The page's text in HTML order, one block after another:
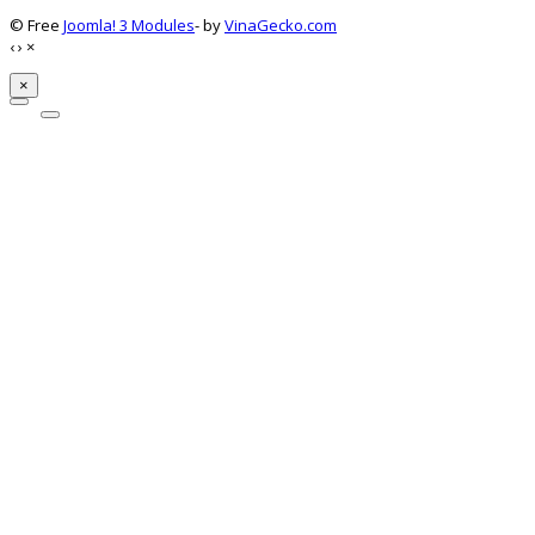
© Free Joomla! 3 Modules- byVinaGecko.com
‹› ×
×